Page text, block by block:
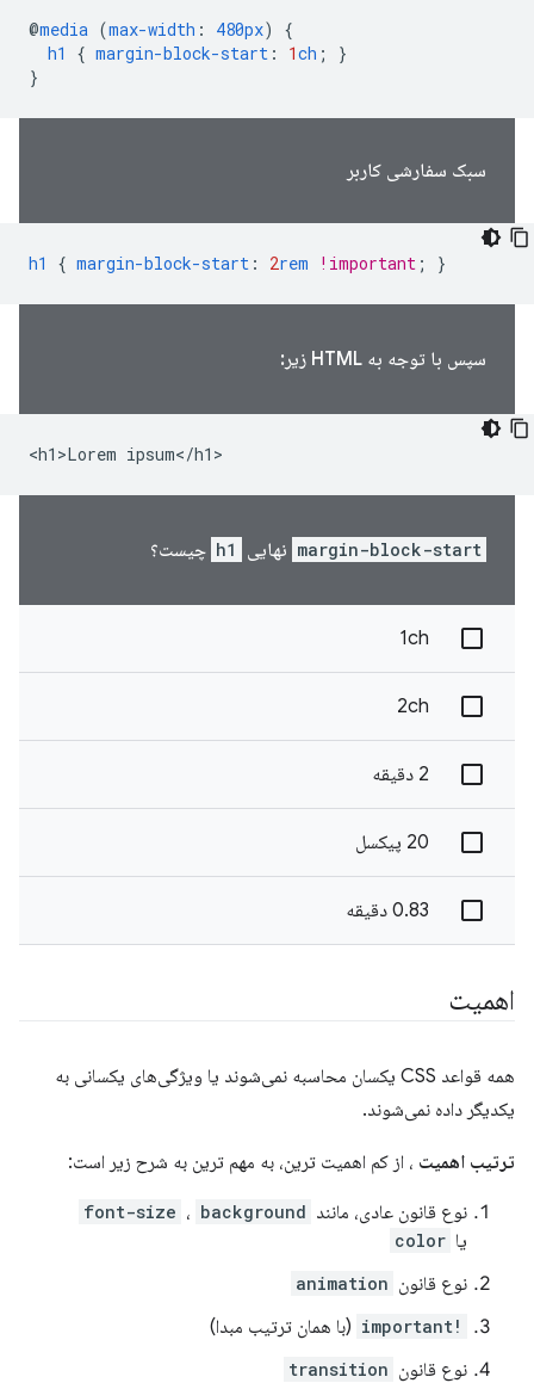
@media (max-width : 480px)
{
h1
{ margin-block-start : 1ch ;
}
}
سبک سفارشی کاربر
h1 { margin-block-start : 2rem !important ; }
سپس با توجه به HTML زیر:
<h1>Lorem ipsum</h1>
margin-block-start نهایی h1 چیست؟
1ch
2ch
2 دقیقه
20 پیکسل
0.83 دقیقه
اهمیت
همه قواعد CSS یکسان محاسبه نمی‌شوند یا ویژگی‌های یکسانی به
یکدیگر داده نمی‌شوند.
ترتیب اهمیت ، از کم اهمیت ترین، به مهم ترین به شرح زیر است:
نوع قانون عادی، مانند font-size ، background
یا color
نوع قانون animation
!important
(با همان ترتیب مبدا)
نوع قانون transition